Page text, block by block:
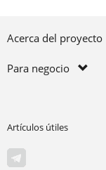
Acerca del proyecto
Para negocio
Artículos útiles